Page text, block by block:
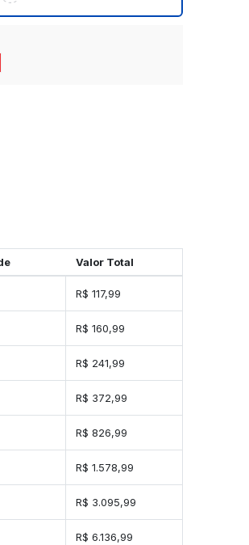
Valor Total
R$ 117,99
R$ 160,99
R$ 241,99
R$ 372,99
R$ 826,99
R$ 1.578,99
R$ 3.095,99
R$ 6.136,99